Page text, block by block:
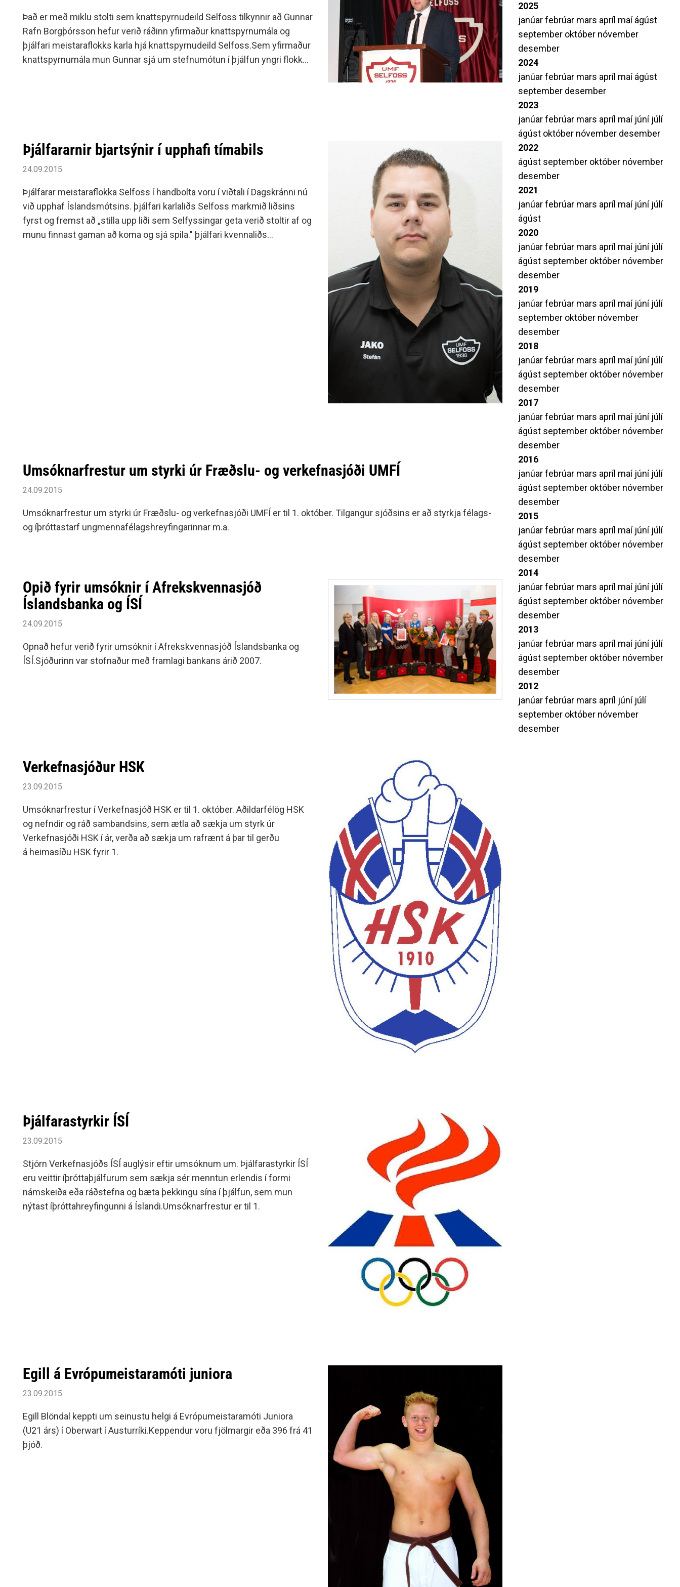
Umgengnisreglur
minjanefndar
Það er með miklu stolti sem knattspyrnudeild Selfoss tilkynnir að Gunnar
Rafn Borgþórsson hefur verið ráðinn yfirmaður knattspyrnumála og
þjálfari meistaraflokks karla hjá knattspyrnudeild Selfoss.Sem yfirmaður
knattspyrnumála mun Gunnar sjá um stefnumótun í þjálfun yngri flokka
Þjálfararnir bjartsýnir í upphafi tímabils
24.09.2015
Þjálfarar meistaraflokka Selfoss í handbolta voru í viðtali í Dagskránni nú
við upphaf Íslandsmótsins. þjálfari karlaliðs Selfoss markmið liðsins
fyrst og fremst að „stilla upp liði sem Selfyssingar geta verið stoltir af og
munu finnast gaman að koma og sjá spila." þjálfari kvennaliðs
Umsóknarfrestur um styrki úr Fræðslu- og verkefnasjóði UMFÍ
24.09.2015
Umsóknarfrestur um styrki úr Fræðslu- og verkefnasjóði UMFÍ er til 1. október. Tilgangur sjóðsins er að styrkja félags-
og íþróttastarf ungmennafélagshreyfingarinnar m.a.
Opið fyrir umsóknir í Afrekskvennasjóð
Íslandsbanka og ÍSÍ
24.09.2015
Opnað hefur verið fyrir umsóknir í Afrekskvennasjóð Íslandsbanka og
ÍSÍ.Sjóðurinn var stofnaður með framlagi bankans árið 2007.
Verkefnasjóður HSK
23.09.2015
Umsóknarfrestur í Verkefnasjóð HSK er til 1. október. Aðildarfélög HSK
og nefndir og ráð sambandsins, sem ætla að sækja um styrk úr
Verkefnasjóði HSK í ár, verða að sækja um rafrænt á þar til gerðu
á heimasíðu HSK fyrir 1.
Þjálfarastyrkir ÍSÍ
23.09.2015
Stjórn Verkefnasjóðs ÍSÍ auglýsir eftir umsóknum um. Þjálfarastyrkir ÍSÍ
eru veittir íþróttaþjálfurum sem sækja sér menntun erlendis í formi
námskeiða eða ráðstefna og bæta þekkingu sína í þjálfun, sem mun
nýtast íþróttahreyfingunni á Íslandi.Umsóknarfrestur er til 1.
Egill á Evrópumeistaramóti juniora
23.09.2015
Egill Blöndal keppti um seinustu helgi á Evrópumeistaramóti Juniora
(U21 árs) í Oberwart í Austurríki.Keppendur voru fjölmargir eða 396 frá 41
þjóð.
2025
janúarfebrúar mars apríl maíágúst
september október nóvember
desember
2024
janúarfebrúar mars apríl maíágúst
september desember
2023
janúarfebrúar mars apríl maí júní júlí
ágúst október nóvember desember
2022
ágúst september október nóvember
desember
2021
janúarfebrúar mars apríl maí júní júlí
ágúst
2020
janúarfebrúar mars apríl maí júní júlí
ágúst september október nóvember
desember
2019
janúarfebrúar mars apríl maí júní júlí
september október nóvember
desember
2018
janúarfebrúar mars apríl maí júní júlí
ágúst september október nóvember
desember
2017
janúarfebrúar mars apríl maí júní júlí
ágúst september október nóvember
desember
2016
janúarfebrúar mars apríl maí júní júlí
ágúst september október nóvember
desember
2015
janúarfebrúar mars apríl maí júní júlí
ágúst september október nóvember
desember
2014
janúarfebrúar mars apríl maí júní júlí
ágúst september október nóvember
desember
2013
janúarfebrúar mars apríl maí júní júlí
ágúst september október nóvember
desember
2012
janúarfebrúar mars apríl júní júlí
september október nóvember
desember